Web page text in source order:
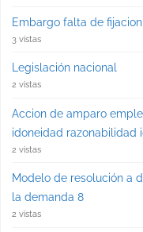
Embargo falta de
3 vistas
Legislación nacional
2 vistas
Accion de amparo
idoneidad razonabilidad
2 vistas
Modelo de resolución a
la demanda 8
2 vistas